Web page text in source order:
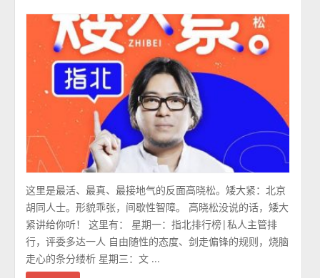
这里是最活、最真、最接地气的反面高晓松。矮大紧：北京
胡同人士。形貌乖张，间歇性智障。 高晓松没说的话，矮大
紧讲给你听！ 这里有： 星期一：指北排行榜|私人主管排
行，评委多达一人 自由随性的态度、剑走偏锋的规则，烧脑
走心的条分缕析 星期三：文 ...